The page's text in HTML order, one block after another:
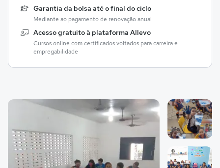
Garantia da bolsa até o final do ciclo
Mediante ao pagamento de renovação anual
Acesso gratuito à plataforma Allevo
Cursos online com certificados voltados para carreira e
empregabilidade
Galeria de imagem
Imagem 1